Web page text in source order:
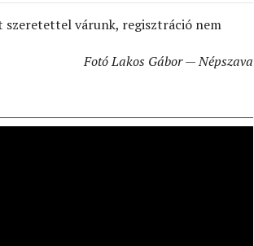
szeretettel várunk, regisztráció nem
Fotó Lakos Gábor — Népszava